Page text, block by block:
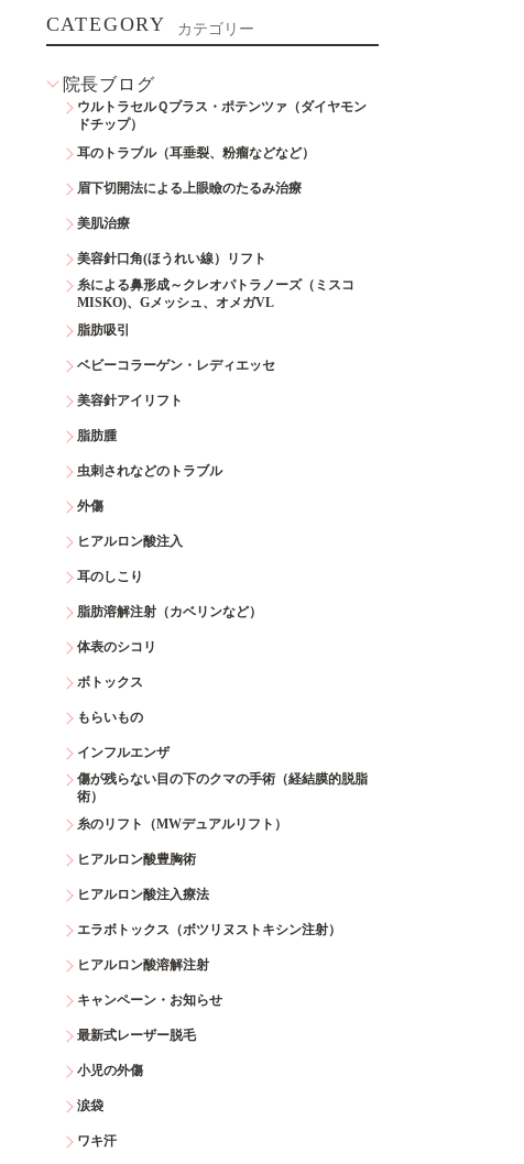
CATEGORY カテゴリー
院長ブログ
ウルトラセルＱプラス・ポテンツァ（ダイヤモン
ドチップ）
耳のトラブル（耳垂裂、粉瘤などなど）
眉下切開法による上眼瞼のたるみ治療
美肌治療
美容針口角(ほうれい線）リフト
糸による鼻形成～クレオパトラノーズ（ミスコ
MISKO)、Gメッシュ、オメガVL
脂肪吸引
ベビーコラーゲン・レディエッセ
美容針アイリフト
脂肪腫
虫刺されなどのトラブル
外傷
ヒアルロン酸注入
耳のしこり
脂肪溶解注射（カベリンなど）
体表のシコリ
ボトックス
もらいもの
インフルエンザ
傷が残らない目の下のクマの手術（経結膜的脱脂
術）
糸のリフト（MWデュアルリフト）
ヒアルロン酸豊胸術
ヒアルロン酸注入療法
エラボトックス（ボツリヌストキシン注射）
ヒアルロン酸溶解注射
キャンペーン・お知らせ
最新式レーザー脱毛
小児の外傷
涙袋
ワキ汗